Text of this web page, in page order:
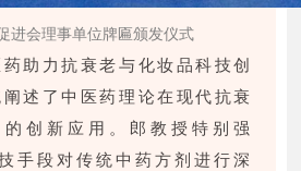
进会理事单位牌匾颁发仪式
助力抗衰老与化妆品科技创
述了中医药理论在现代抗衰
创新应用。郎教授特别强
手段对传统中药方剂进行深